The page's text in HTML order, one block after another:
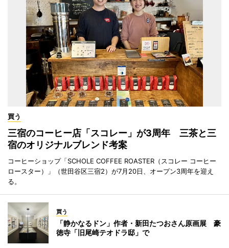
買う
三宿のコーヒー店「スコレー」が3周年 三茶と三
宿のオリジナルブレンド考案
コーヒーショップ「SCHOLE COFFEE ROASTER（スコレー コーヒー
ロースター）」（世田谷区三宿2）が7月20日、オープン3周年を迎え
る。
買う
「静かなるドン」作者・新田たつおさん原画展 豪
徳寺「旧尾崎テオドラ邸」で